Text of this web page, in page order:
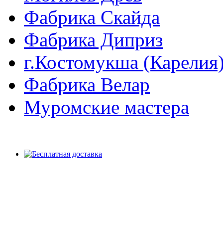
Фабрика Скайда
Фабрика Диприз
г.Костомукша
Фабрика Велар
Муромские мастера